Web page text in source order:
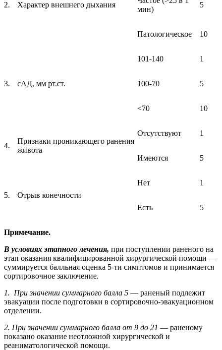
2. Характер внешнего дыхания
мин)
5
Патологическое 10
3. сАД, мм рт.ст.
101-140 1
100-70 5
<70 10
4.
Признаки проникающего ранения
живота
Отсутствуют 1
Имеются 5
5. Отрыв конечности
Нет 1
Есть 5
Примечание.
В условиях этапного лечения, при поступлении раненого на
этап оказания квалифицированной хирургической помощи —
суммируется балльная оценка 5-ти симптомов и принимается
сортировочное заключение.
1. При значении суммарного балла 5 — раненый подлежит
эвакуации после подготовки в сортировочно-эвакуационном
отделении.
2. При значении суммарного балла от 9 до 21 — раненому
показано оказание неотложной хирургической и
реаниматологической помощи.